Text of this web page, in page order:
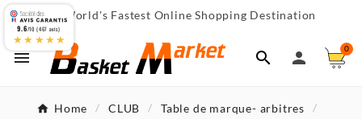
 World's Fastest Online Shopping Destination
  
0
Home CLUB
Table de marque- arbitres
9.6/10 (467 avis)
★★★★★